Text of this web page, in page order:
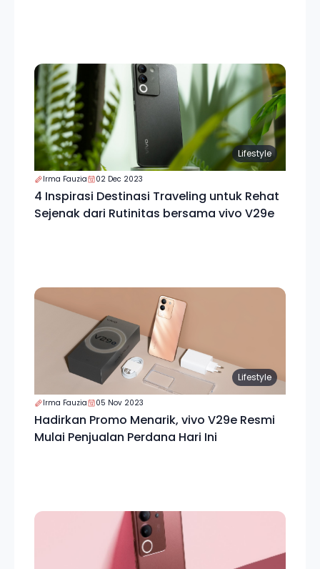
Lifestyle
Irma Fauzia 02 Dec 2023
4 Inspirasi Destinasi Traveling untuk Rehat
Sejenak dari Rutinitas bersama vivo V29e
Lifestyle
Irma Fauzia 05 Nov 2023
Hadirkan Promo Menarik, vivo V29e Resmi
Mulai Penjualan Perdana Hari Ini